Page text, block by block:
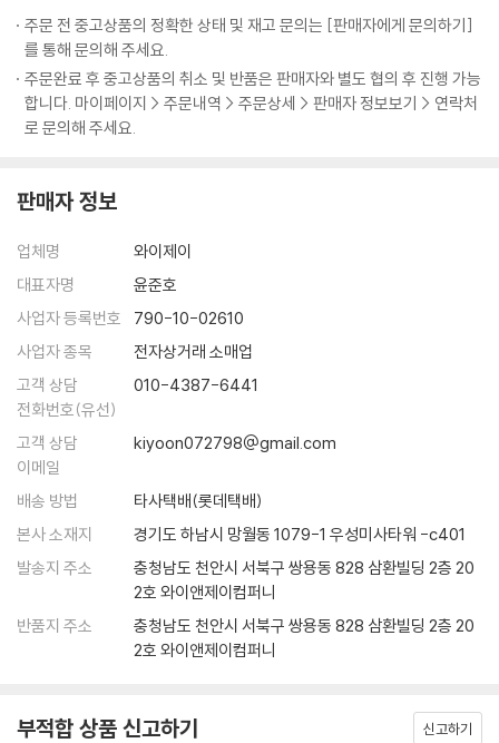
주문 전 중고상품의 정확한 상태 및 재고 문의는 [판매자에게 문의하기]
를 통해 문의해 주세요.
주문완료 후 중고상품의 취소 및 반품은 판매자와 별도 협의 후 진행 가능
합니다. 마이페이지 > 주문내역 > 주문상세 > 판매자 정보보기 > 연락처
로 문의해 주세요.
판매자 정보
업체명
와이제이
대표자명
윤준호
사업자 등록번호
790-10-02610
사업자 종목
전자상거래 소매업
고객 상담
전화번호(유선)
010-4387-6441
고객 상담
이메일
kiyoon072798@gmail.com
배송 방법
타사택배(롯데택배)
본사 소재지
경기도 하남시 망월동 1079-1 우성미사타워 -c401
발송지 주소
충청남도 천안시 서북구 쌍용동 828 삼환빌딩 2층 20
2호 와이앤제이컴퍼니
반품지 주소
충청남도 천안시 서북구 쌍용동 828 삼환빌딩 2층 20
2호 와이앤제이컴퍼니
부적합 상품 신고하기 신고하기